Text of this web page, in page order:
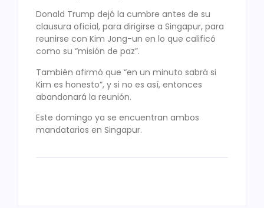
Donald Trump dejó la cumbre antes de su
clausura oficial, para dirigirse a Singapur, para
reunirse con Kim Jong-un en lo que calificó
como su “misión de paz”.
También afirmó que “en un minuto sabrá si
Kim es honesto”, y si no es así, entonces
abandonará la reunión.
Este domingo ya se encuentran ambos
mandatarios en Singapur.